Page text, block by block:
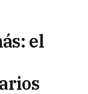
el